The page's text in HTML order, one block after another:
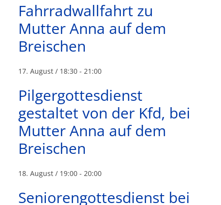
Fahrradwallfahrt zu
Mutter Anna auf dem
Breischen
17. August / 18:30 -21:00
Pilgergottesdienst
gestaltet von der Kfd, bei
Mutter Anna auf dem
Breischen
18. August / 19:00 -20:00
Seniorengottesdienst bei